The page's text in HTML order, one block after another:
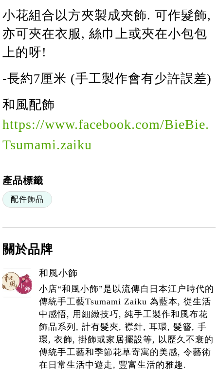
小花組合以方夾製成夾飾. 可作髮飾,
亦可夾在衣服, 絲巾上或夾在小包包
上的呀!
-長約7厘米 (手工製作會有少許誤差)
和風配飾
https://www.facebook.com/BieBie.
Tsumami.zaiku
產品標籤
配件飾品
關於品牌
和風小飾
小店“和風小飾”是以流傳自日本江户時代的
傳統手工藝Tsumami Zaiku 為藍本, 從生活
中感悟, 用細緻技巧, 純手工製作和風布花
飾品系列, 計有髮夾, 襟針, 耳環, 髮簪, 手
環, 衣飾, 掛飾或家居擺設等, 以歷久不衰的
傳統手工藝和季節花草寄寓的美感, 令藝術
在日常生活中遊走, 豐富生活的雅趣.